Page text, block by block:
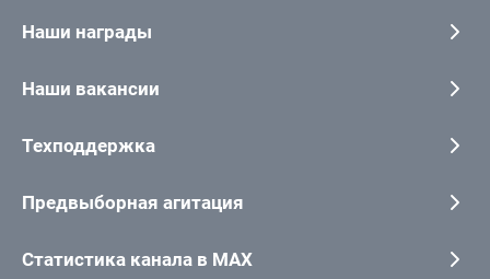
Наши награды
Наши вакансии
Техподдержка
Предвыборная агитация
Статистика канала в MAX